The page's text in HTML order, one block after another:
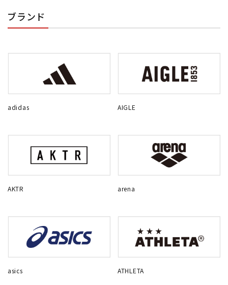
ブランド
adidas AIGLE
AKTR arena
asics ATHLETA